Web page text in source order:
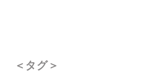
＜タグ＞